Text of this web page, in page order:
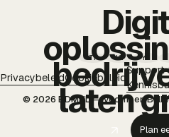
TT IG YT
PrivacybeleidCookiebeleid
Support
© 2026 BDMNL — voorheen
laten
Plan